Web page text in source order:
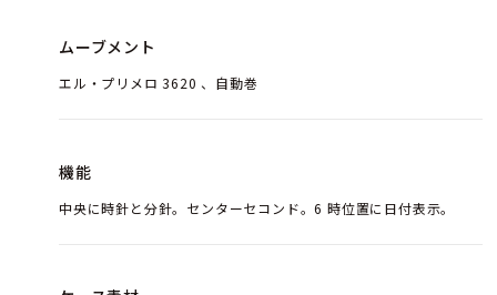
ムーブメント
エル・プリメロ 3620 、自動巻
機能
中央に時針と分針。センターセコンド。6 時位置に日付表示。